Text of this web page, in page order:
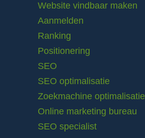
Website vindbaar maken
Aanmelden
Ranking
Positionering
SEO
SEO optimalisatie
Zoekmachine optimalisatie
Online marketing bureau
SEO specialist